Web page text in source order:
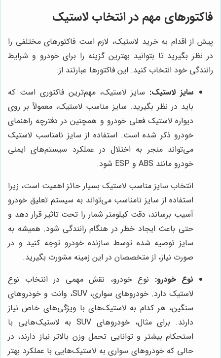
فاکتورهای مهم در انتخاب لاستیک
پیش از اقدام به خرید لاستیک، لازم است فاکتورهای مختلفی را
در نظر بگیرید تا بتوانید بهترین گزینه را برای خودرو و شرایط
رانندگی خود انتخاب کنید. این فاکتورها عبارتند از:
سایز لاستیک: سایز لاستیک، مهم‌ترین فاکتوری است که
باید در نظر بگیرید. سایز مناسب لاستیک، معمولاً بر روی
دیواره لاستیک فعلی خودرو و همچنین در دفترچه راهنمای
خودرو ذکر شده است. استفاده از سایز نامناسب لاستیک
می‌تواند منجر به اختلال در عملکرد سیستم‌های ایمنی
خودرو مانند ABS و ESP شود.
انتخاب سایز مناسب لاستیک بسیار حائز اهمیت است، زیرا
استفاده از سایز نامناسب می‌تواند به سیستم تعلیق خودرو
آسیب برساند، دقت کیلومتر شمار را تحت تاثیر قرار دهد و
حتی باعث ایجاد خطر در هنگام رانندگی شود. همیشه به
سایز توصیه شده توسط سازنده خودرو توجه کنید و در
صورت نیاز، از متخصصان در این زمینه مشورت بگیرید.
نوع خودرو: نوع خودرو، نقش مهمی در انتخاب نوع
لاستیک دارد. خودروهای سواری، SUV، وانت و خودروهای
سنگین، هر کدام به لاستیک‌های با ویژگی‌های خاص نیاز
دارند. برای مثال، خودروهای SUV به لاستیک‌هایی با
استحکام بیشتر و توانایی تحمل وزن بالاتر نیاز دارند، در
حالی که خودروهای سواری به لاستیک‌هایی با عملکرد بهتر